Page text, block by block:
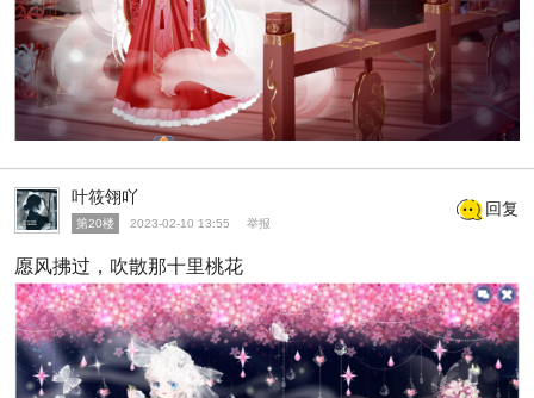
叶筱翎吖
第20楼 2023-02-10 13:55 举报
回复
愿风拂过，吹散那十里桃花